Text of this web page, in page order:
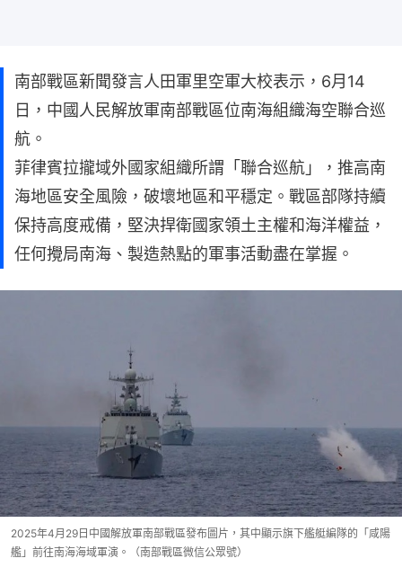
南部戰區新聞發言人田軍里空軍大校表示，6月14
日，中國人民解放軍南部戰區位南海組織海空聯合巡
航。
菲律賓拉攏域外國家組織所謂「聯合巡航」，推高南
海地區安全風險，破壞地區和平穩定。戰區部隊持續
保持高度戒備，堅決捍衛國家領土主權和海洋權益，
任何攪局南海、製造熱點的軍事活動盡在掌握。
2025年4月29日中國解放軍南部戰區發布圖片，其中顯示旗下艦艇編隊的「咸陽
艦」前往南海海域軍演。（南部戰區微信公眾號）